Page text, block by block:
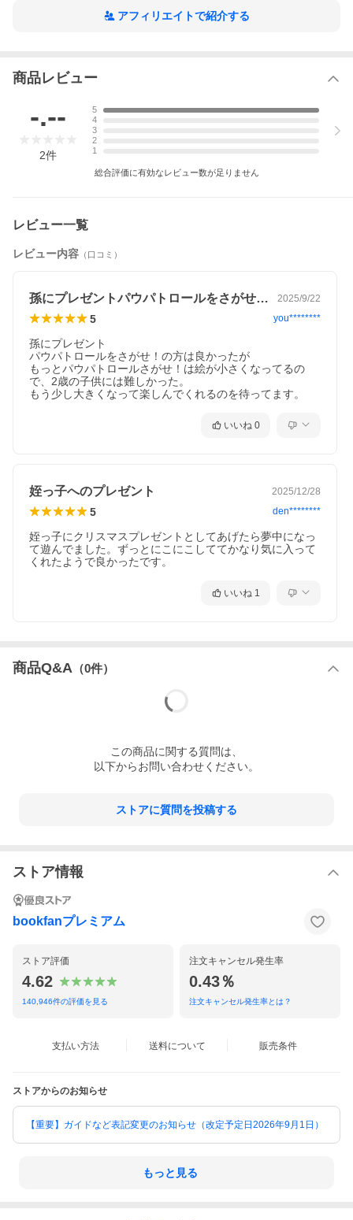
アフィリエイトで紹介する
商品レビュー
-.--
2件
5
4
3
2
1
総合評価に有効なレビュー数が足りません
レビュー一覧
レビュー内容 （口コミ）
孫にプレゼントパウパトロールをさがせ！… 2025/9/22
5 you********
孫にプレゼント
パウパトロールをさがせ！の方は良かったが
もっとパウパトロールさがせ！は絵が小さくなってるの
で、2歳の子供には難しかった。
もう少し大きくなって楽しんでくれるのを待ってます。
いいね 0
姪っ子へのプレゼント 2025/12/28
5 den********
姪っ子にクリスマスプレゼントとしてあげたら夢中になっ
て遊んでました。ずっとにこにこしててかなり気に入って
くれたようで良かったです。
いいね 1
商品Q&A （0件）
この商品に関する質問は、
以下からお問い合わせください。
ストアに質問を投稿する
ストア情報
bookfanプレミアム
ストア評価
4.62
140,946件の評価を見る
注文キャンセル発生率
0.43％
注文キャンセル発生率とは？
支払い方法 送料について 販売条件
ストアからのお知らせ
【重要】ガイドなど表記変更のお知らせ（改定予定日2026年9月1日）
もっと見る